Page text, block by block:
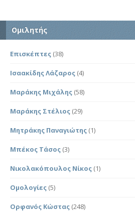
Ομιλητής
Επισκέπτες (38)
Ισαακίδης Λάζαρος (4)
Μαράκης Μιχάλης (58)
Μαράκης Στέλιος (29)
Μητράκης Παναγιώτης (1)
Μπέκος Τάσος (3)
Νικολακόπουλος Νίκος (1)
Ομολογίες (5)
Ορφανός Κώστας (248)